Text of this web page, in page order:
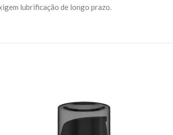
lubrificação de longo prazo.